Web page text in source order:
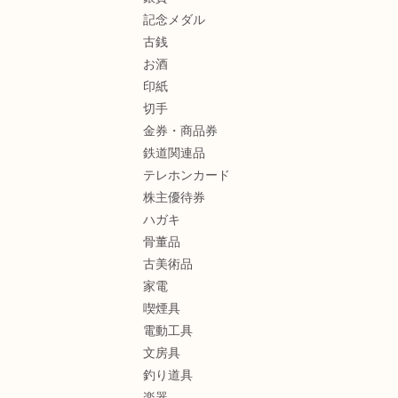
記念メダル
古銭
お酒
印紙
切手
金券・商品券
鉄道関連品
テレホンカード
株主優待券
ハガキ
骨董品
古美術品
家電
喫煙具
電動工具
文房具
釣り道具